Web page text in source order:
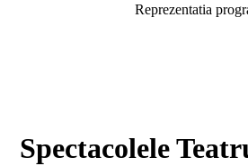
Reprezentatia
Spectacolele